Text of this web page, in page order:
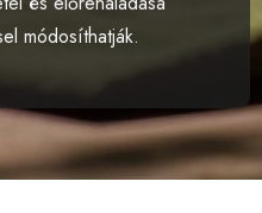
módosíthatják.